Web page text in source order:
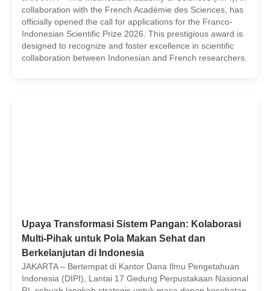
collaboration with the French Académie des Sciences, has
officially opened the call for applications for the Franco-
Indonesian Scientific Prize 2026. This prestigious award is
designed to recognize and foster excellence in scientific
collaboration between Indonesian and French researchers.
Upaya Transformasi Sistem Pangan: Kolaborasi
Multi-Pihak untuk Pola Makan Sehat dan
Berkelanjutan di Indonesia
JAKARTA – Bertempat di Kantor Dana Ilmu Pengetahuan
Indonesia (DIPI), Lantai 17 Gedung Perpustakaan Nasional